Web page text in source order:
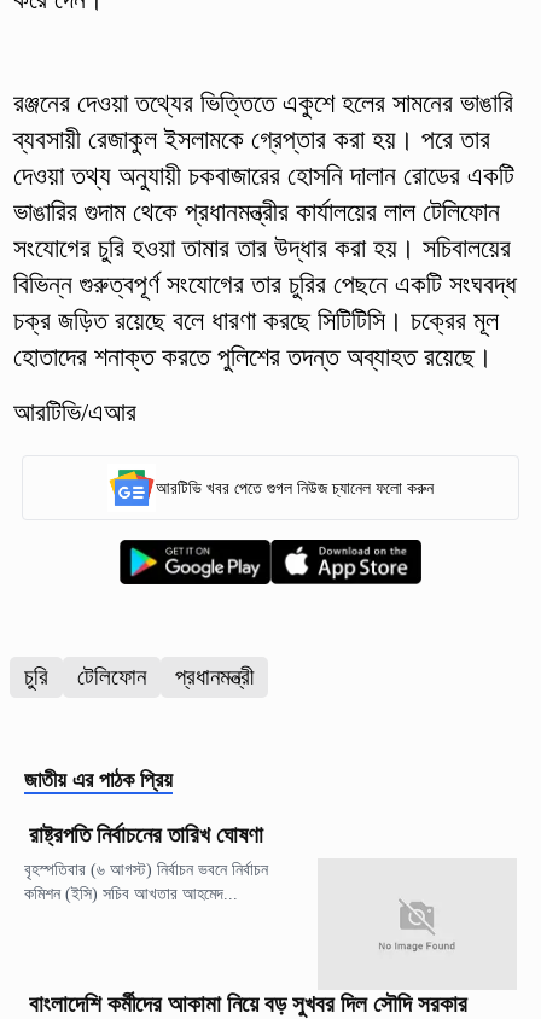
রঞ্জনের দেওয়া তথ্যের ভিত্তিতে একুশে হলের সামনের ভাঙারি
ব্যবসায়ী রেজাকুল ইসলামকে গ্রেপ্তার করা হয়। পরে তার
দেওয়া তথ্য অনুযায়ী চকবাজারের হোসনি দালান রোডের একটি
ভাঙারির গুদাম থেকে প্রধানমন্ত্রীর কার্যালয়ের লাল টেলিফোন
সংযোগের চুরি হওয়া তামার তার উদ্ধার করা হয়। সচিবালয়ের
বিভিন্ন গুরুত্বপূর্ণ সংযোগের তার চুরির পেছনে একটি সংঘবদ্ধ
চক্র জড়িত রয়েছে বলে ধারণা করছে সিটিটিসি। চক্রের মূল
হোতাদের শনাক্ত করতে পুলিশের তদন্ত অব্যাহত রয়েছে।
আরটিভি/এআর
আরটিভি খবর পেতে গুগল নিউজ চ্যানেল ফলো করুন
চুরি টেলিফোন প্রধানমন্ত্রী
জাতীয় এর পাঠক প্রিয়
রাষ্ট্রপতি নির্বাচনের তারিখ ঘোষণা
বৃহস্পতিবার (৬ আগস্ট) নির্বাচন ভবনে নির্বাচন
কমিশন (ইসি) সচিব আখতার আহমেদ...
বাংলাদেশি কর্মীদের আকামা নিয়ে বড় সুখবর দিল সৌদি সরকার